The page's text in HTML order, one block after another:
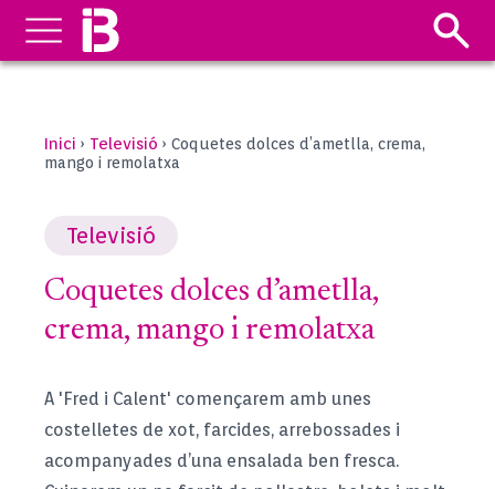
Inici › Televisió › Coquetes dolces d’ametlla, crema,
mango i remolatxa
Televisió
Coquetes dolces d’ametlla,
crema, mango i remolatxa
A 'Fred i Calent' començarem amb unes
costelletes de xot, farcides, arrebossades i
acompanyades d’una ensalada ben fresca.